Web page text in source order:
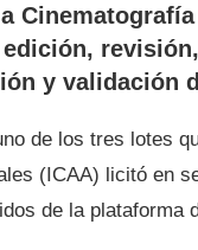
y validación
de los tres lotes
(ICAA) licitó en
de la plataforma